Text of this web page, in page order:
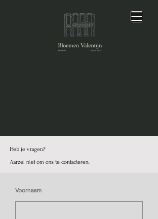
Heb je vragen?
Aarzel niet om ons te contacteren.
Voornaam